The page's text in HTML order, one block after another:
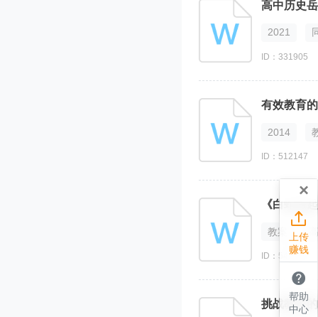
2021
ID：331905
有效教育
2014
ID：512147
《白蛇缘
教案
ID：544619
挑战教皇
×

上传
赚钱

帮助
中心